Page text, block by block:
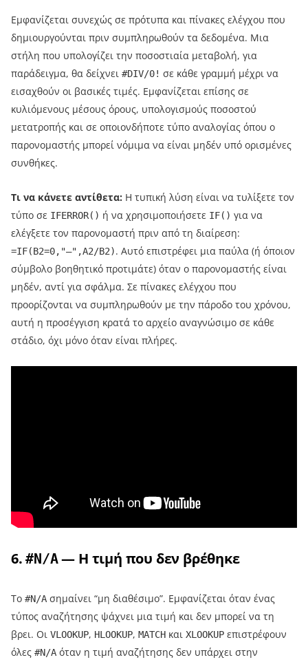
Εμφανίζεται συνεχώς σε πρότυπα και πίνακες ελέγχου που
δημιουργούνται πριν συμπληρωθούν τα δεδομένα. Μια
στήλη που υπολογίζει την ποσοστιαία μεταβολή, για
παράδειγμα, θα δείχνει #DIV/0! σε κάθε γραμμή μέχρι να
εισαχθούν οι βασικές τιμές. Εμφανίζεται επίσης σε
κυλιόμενους μέσους όρους, υπολογισμούς ποσοστού
μετατροπής και σε οποιονδήποτε τύπο αναλογίας όπου ο
παρονομαστής μπορεί νόμιμα να είναι μηδέν υπό ορισμένες
συνθήκες.
Τι να κάνετε αντίθετα: Η τυπική λύση είναι να τυλίξετε τον
τύπο σε IFERROR() ή να χρησιμοποιήσετε IF() για να
ελέγξετε τον παρονομαστή πριν από τη διαίρεση:
=IF(B2=0,"—",A2/B2). Αυτό επιστρέφει μια παύλα (ή όποιον
σύμβολο βοηθητικό προτιμάτε) όταν ο παρονομαστής είναι
μηδέν, αντί για σφάλμα. Σε πίνακες ελέγχου που
προορίζονται να συμπληρωθούν με την πάροδο του χρόνου,
αυτή η προσέγγιση κρατά το αρχείο αναγνώσιμο σε κάθε
στάδιο, όχι μόνο όταν είναι πλήρες.
6.#N/A— Η τιμή που δεν βρέθηκε
Το #N/A σημαίνει “μη διαθέσιμο”. Εμφανίζεται όταν ένας
τύπος αναζήτησης ψάχνει μια τιμή και δεν μπορεί να τη
βρει. Οι VLOOKUP, HLOOKUP, MATCH και XLOOKUP επιστρέφουν
όλες #N/A όταν η τιμή αναζήτησης δεν υπάρχει στην